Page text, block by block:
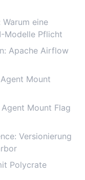
eine
Modelle Pflicht
Apache Airflow
Mount
Mount Flag
Versionierung
Polycrate